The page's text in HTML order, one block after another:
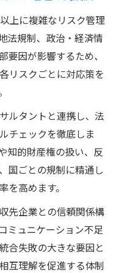
効果の実例
なシナジー効果を解
値向上の要因とは
ぶ成長企業の特徴
実践的M&A戦略
現する競争優位性
業の共通点
る企業の意思決定軸
事例のポイント解
上に複雑なリスク管理
法規制、政治・経済情
要因が影響するため、
リスクごとに対応策を
ルタントと連携し、法
チェックを徹底しま
知的財産権の扱い、反
国ごとの規制に精通し
を高めます。
先企業との信頼関係構
ミュニケーション不足
合失敗の大きな要因と
互理解を促進する体制